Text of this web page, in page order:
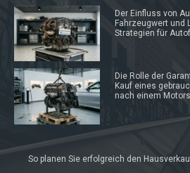
Der Einfluss von
Fahrzeugwert und
Strategien für
Die Rolle der
Kauf eines
nach einem
So planen Sie erfolgreich den